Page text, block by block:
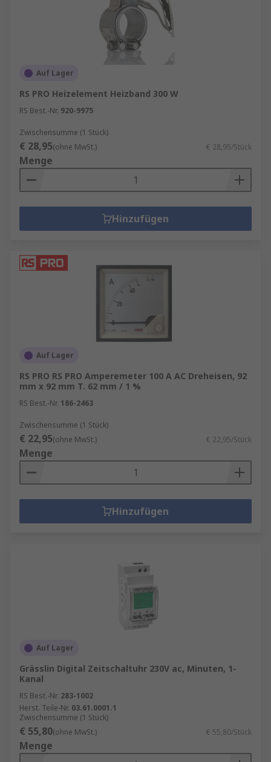
Auf Lager
RS PRO Heizelement Heizband 300 W
RS Best.-Nr. 920-9975
Zwischensumme (1 Stück)
€ 28,95(ohne MwSt.) € 28,95/Stück
Menge
Hinzufügen
Auf Lager
RS PRO RS PRO Amperemeter 100 A AC Dreheisen, 92
mm x 92 mm T. 62 mm / 1 %
RS Best.-Nr. 186-2463
Zwischensumme (1 Stück)
€ 22,95(ohne MwSt.) € 22,95/Stück
Menge
Hinzufügen
Auf Lager
Grässlin Digital Zeitschaltuhr 230V ac, Minuten, 1-
Kanal
RS Best.-Nr. 283-1002
Herst. Teile-Nr. 03.61.0001.1
Zwischensumme (1 Stück)
€ 55,80(ohne MwSt.) € 55,80/Stück
Menge